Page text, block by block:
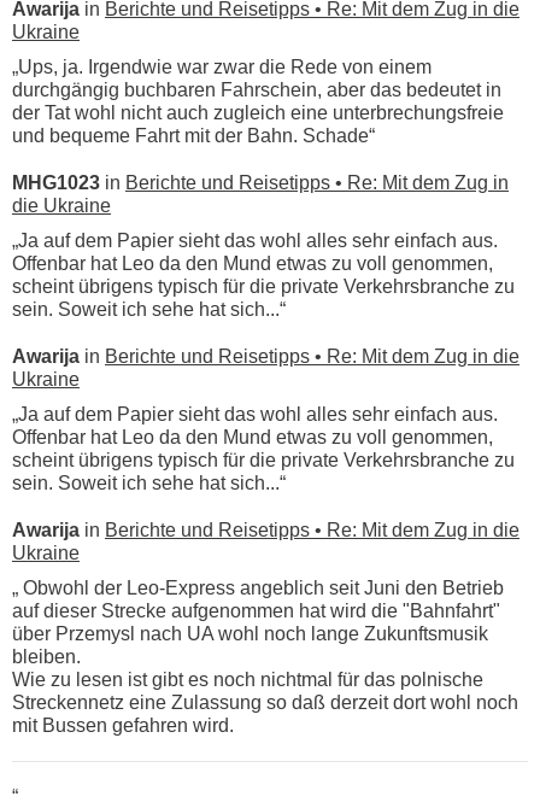
Awarija in Berichte und Reisetipps • Re: Mit dem Zug in die
Ukraine
„Ups, ja. Irgendwie war zwar die Rede von einem
durchgängig buchbaren Fahrschein, aber das bedeutet in
der Tat wohl nicht auch zugleich eine unterbrechungsfreie
und bequeme Fahrt mit der Bahn. Schade“
MHG1023 in Berichte und Reisetipps • Re: Mit dem Zug in
die Ukraine
„Ja auf dem Papier sieht das wohl alles sehr einfach aus.
Offenbar hat Leo da den Mund etwas zu voll genommen,
scheint übrigens typisch für die private Verkehrsbranche zu
sein. Soweit ich sehe hat sich...“
Awarija in Berichte und Reisetipps • Re: Mit dem Zug in die
Ukraine
„Ja auf dem Papier sieht das wohl alles sehr einfach aus.
Offenbar hat Leo da den Mund etwas zu voll genommen,
scheint übrigens typisch für die private Verkehrsbranche zu
sein. Soweit ich sehe hat sich...“
Awarija in Berichte und Reisetipps • Re: Mit dem Zug in die
Ukraine
„ Obwohl der Leo-Express angeblich seit Juni den Betrieb
auf dieser Strecke aufgenommen hat wird die "Bahnfahrt"
über Przemysl nach UA wohl noch lange Zukunftsmusik
bleiben.
Wie zu lesen ist gibt es noch nichtmal für das polnische
Streckennetz eine Zulassung so daß derzeit dort wohl noch
mit Bussen gefahren wird.
“